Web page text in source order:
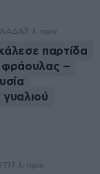
7 λ. πριν
παρτίδα
–
7 λ. πριν